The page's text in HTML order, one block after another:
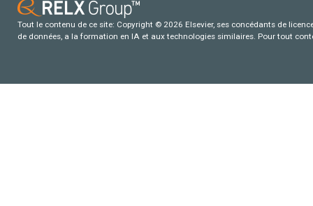
Tout le contenu de ce site: Copyright © 2026 Elsevier, ses concédants de
de données, a la formation en IA et aux technologies similaires. Pour tout